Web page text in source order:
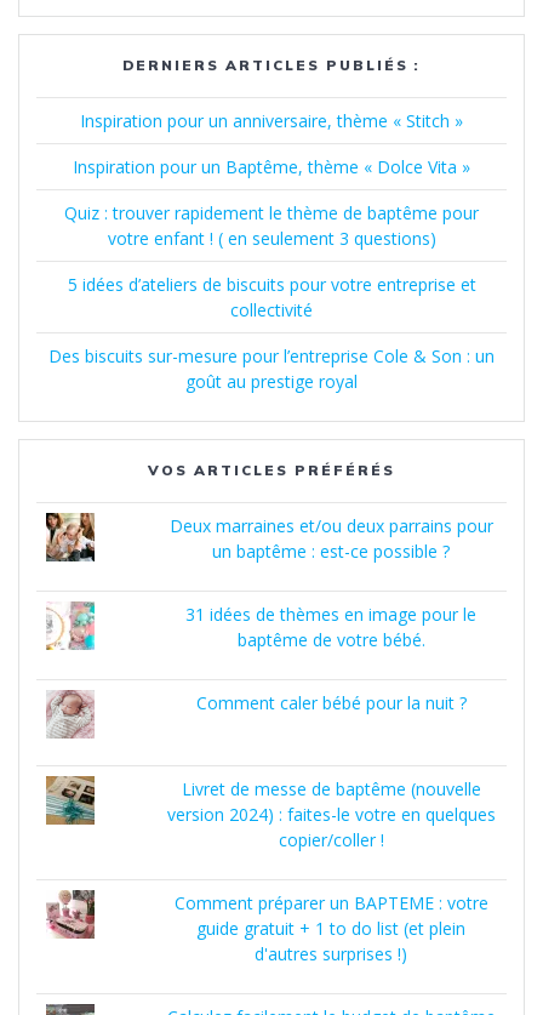
DERNIERS ARTICLES PUBLIÉS :
Inspiration pour un anniversaire, thème « Stitch »
Inspiration pour un Baptême, thème « Dolce Vita »
Quiz : trouver rapidement le thème de baptême pour
votre enfant ! ( en seulement 3 questions)
5 idées d’ateliers de biscuits pour votre entreprise et
collectivité
Des biscuits sur-mesure pour l’entreprise Cole & Son : un
goût au prestige royal
VOS ARTICLES PRÉFÉRÉS
Deux marraines et/ou deux parrains pour
un baptême : est-ce possible ?
31 idées de thèmes en image pour le
baptême de votre bébé.
Comment caler bébé pour la nuit ?
Livret de messe de baptême (nouvelle
version 2024) : faites-le votre en quelques
copier/coller !
Comment préparer un BAPTEME : votre
guide gratuit + 1 to do list (et plein
d'autres surprises !)